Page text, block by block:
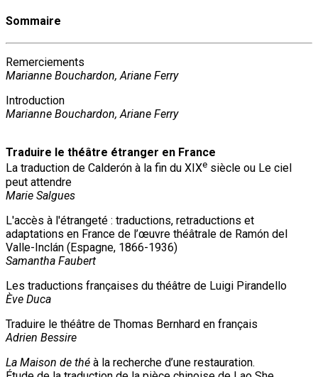
Sommaire
Remerciements
Marianne Bouchardon, Ariane Ferry
Introduction
Marianne Bouchardon, Ariane Ferry
Traduire le théâtre étranger en France
La traduction de Calderón à la fin du XIXe siècle ou Le ciel
peut attendre
Marie Salgues
L'accès à l'étrangeté : traductions, retraductions et
adaptations en France de l’œuvre théâtrale de Ramón del
Valle-Inclán (Espagne, 1866-1936)
Samantha Faubert
Les traductions françaises du théâtre de Luigi Pirandello
Ève Duca
Traduire le théâtre de Thomas Bernhard en français
Adrien Bessire
La Maison de thé à la recherche d’une restauration.